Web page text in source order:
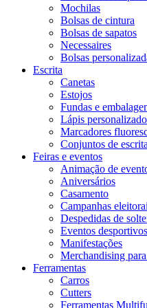
Mochilas
Bolsas de cintura
Bolsas de sapatos
Necessaires
Bolsas
Escrita
Canetas
Estojos
Fundas e
Lápis
Marcadores
Conjuntos de escrita
Feiras e eventos
Animação de
Aniversários
Casamento
Campanhas
Despedidas de
Eventos desportivos
Manifestações
Merchandising
Ferramentas
Carros
Cutters
Ferramentas